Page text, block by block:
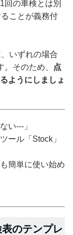
回の車検とは別
ことが義務付
いずれの場合
そのため、
点
ようにしましょ
い---」
ール「Stock」
簡単に使い始め
のテンプレ